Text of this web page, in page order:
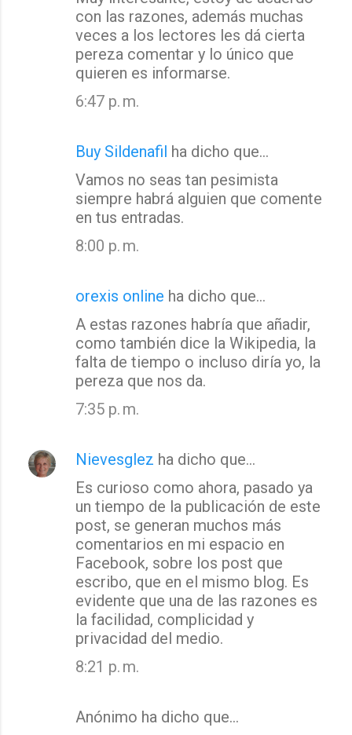
con las razones, además muchas
veces a los lectores les dá cierta
pereza comentar y lo único que
quieren es informarse.
6:47 p. m.
Buy Sildenafil ha dicho que…
Vamos no seas tan pesimista
siempre habrá alguien que comente
en tus entradas.
8:00 p. m.
orexis online ha dicho que…
A estas razones habría que añadir,
como también dice la Wikipedia, la
falta de tiempo o incluso diría yo, la
pereza que nos da.
7:35 p. m.
Nievesglez ha dicho que…
Es curioso como ahora, pasado ya
un tiempo de la publicación de este
post, se generan muchos más
comentarios en mi espacio en
Facebook, sobre los post que
escribo, que en el mismo blog. Es
evidente que una de las razones es
la facilidad, complicidad y
privacidad del medio.
8:21 p. m.
Anónimo ha dicho que…